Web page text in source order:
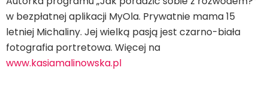
w bezpłatnej aplikacji MyOla. Prywatnie mama 15
letniej Michaliny. Jej wielką pasją jest czarno-biała
fotografia portretowa. Więcej na
www.kasiamalinowska.pl